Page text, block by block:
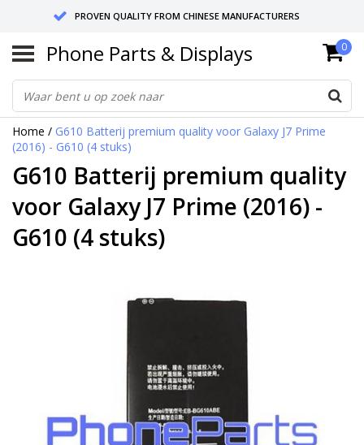
PROVEN QUALITY FROM CHINESE MANUFACTURERS
SEND RETURNS TO GERMANY OR NETHERLANDS
10 DAY SHIPPING
Phone Parts & Displays 0
Home / G610 Batterij premium quality voor Galaxy J7 Prime
(2016) - G610 (4 stuks)
G610 Batterij premium quality
voor Galaxy J7 Prime (2016) -
G610 (4 stuks)